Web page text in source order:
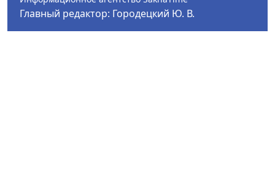
Главный редактор: Городецкий Ю. В.